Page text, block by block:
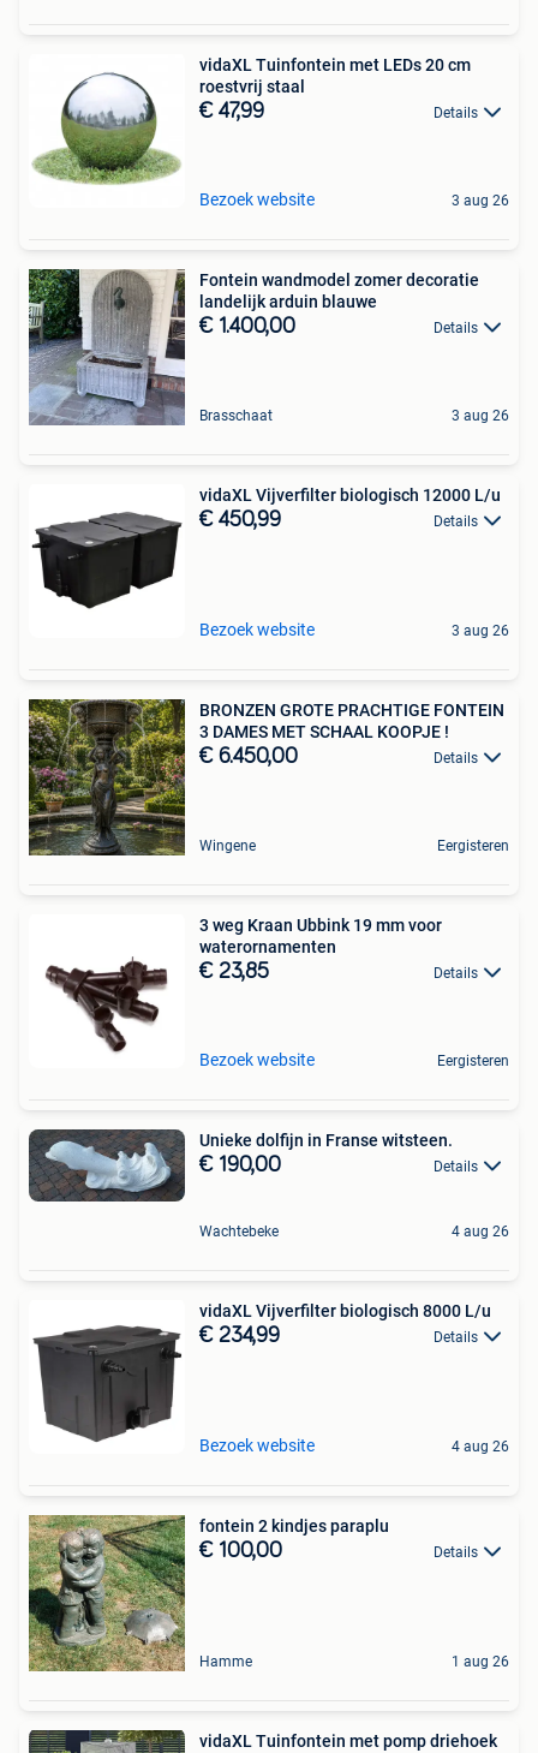
vidaXL Tuinfontein met LEDs 20 cm
roestvrij staal
€ 47,99 Details
Bezoek website 3 aug 26
Fontein wandmodel zomer decoratie
landelijk arduin blauwe
€ 1.400,00 Details
Brasschaat 3 aug 26
vidaXL Vijverfilter biologisch 12000 L/u
€ 450,99 Details
Bezoek website 3 aug 26
BRONZEN GROTE PRACHTIGE FONTEIN
3 DAMES MET SCHAAL KOOPJE !
€ 6.450,00 Details
Wingene Eergisteren
3 weg Kraan Ubbink 19 mm voor
waterornamenten
€ 23,85 Details
Bezoek website Eergisteren
Unieke dolfijn in Franse witsteen.
€ 190,00 Details
Wachtebeke 4 aug 26
vidaXL Vijverfilter biologisch 8000 L/u
€ 234,99 Details
Bezoek website 4 aug 26
fontein 2 kindjes paraplu
€ 100,00 Details
Hamme 1 aug 26
vidaXL Tuinfontein met pomp driehoek